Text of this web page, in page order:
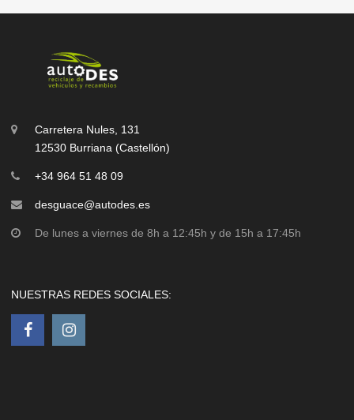
Carretera Nules, 131
12530 Burriana (Castellón)
+34 964 51 48 09
desguace@autodes.es
De lunes a viernes de 8h a 12:45h y de 15h a 17:45h
NUESTRAS REDES SOCIALES: